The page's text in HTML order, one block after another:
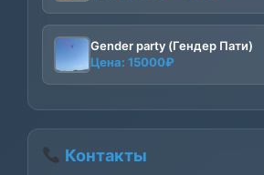
2000₽
–
Gender party (Гендер Пати)
Цена: 15000₽
Контакты